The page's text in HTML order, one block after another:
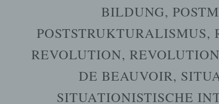
BILDUNG,
POSTSTRUKTURALISMUS,
REVOLUTION,
DE BEAUVOIR,
SITUATIONISTISCHE